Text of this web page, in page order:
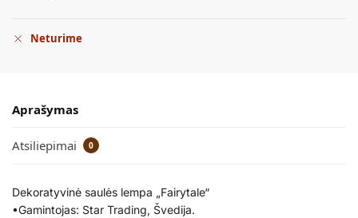
Neturime
Aprašymas
Atsiliepimai 0
Dekoratyvinė saulės lempa „Fairytale“
•Gamintojas: Star Trading, Švedija.